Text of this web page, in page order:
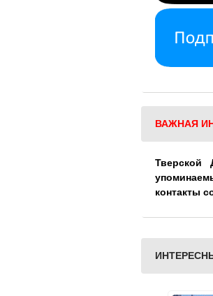
ВАЖНАЯ
Тверской
контакты